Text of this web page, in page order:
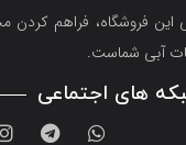
فروشگاه‌، فراهم
آبی شماست.
های اجتماعی